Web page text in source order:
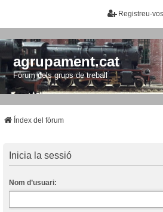
Registreu-vos
agrupament.cat
Fòrum dels grups de treball
Índex del fòrum
Inicia la sessió
Nom d’usuari: